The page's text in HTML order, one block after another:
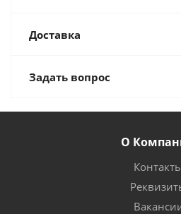
Доставка
Задать вопрос
О